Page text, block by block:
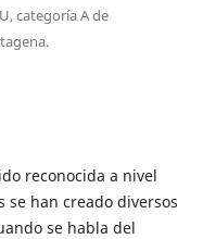
categoría A de
reconocida a nivel
han creado diversos
se habla del